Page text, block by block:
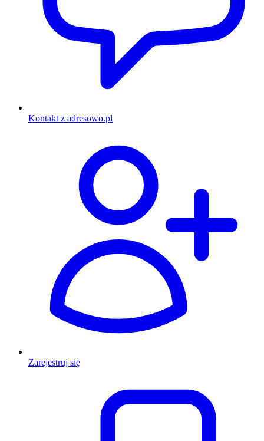
Kontakt z adresowo.pl
Zarejestruj się